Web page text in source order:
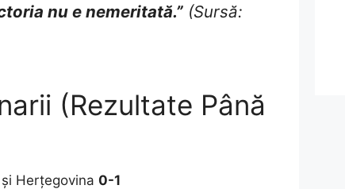
nu e nemeritată.” (Sursă:
(Rezultate Până
Herțegovina 0-1